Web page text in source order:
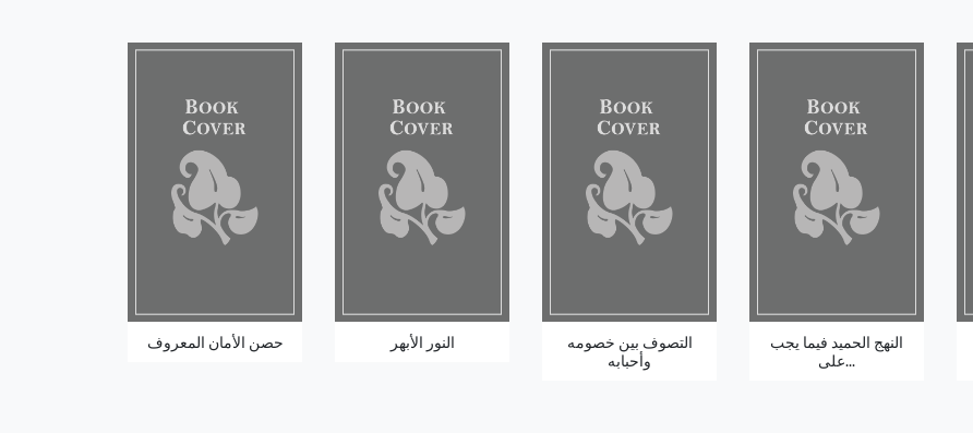
حصن الأمان المعروف النور الأبهر
التصوف بين خصومه
وأحبابه
النهج الحميد فيما يجب
على...